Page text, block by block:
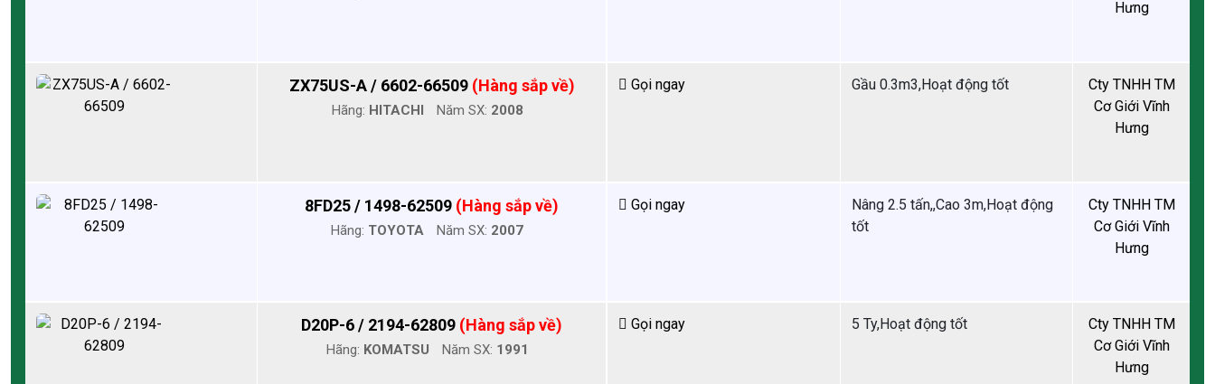
ZX75US-A / 6602-66509 (Hàng sắp về)
Hãng: HITACHI Năm SX: 2008
Gọi ngay Gầu 0.3m3,Hoạt động tốt
8FD25 / 1498-62509 (Hàng sắp về)
Hãng: TOYOTA Năm SX: 2007
Gọi ngay
Nâng 2.5 tấn,,Cao 3m,Hoạt động
tốt
D20P-6 / 2194-62809 (Hàng sắp về)
Hãng: KOMATSU Năm SX: 1991
Gọi ngay 5 Ty,Hoạt động tốt